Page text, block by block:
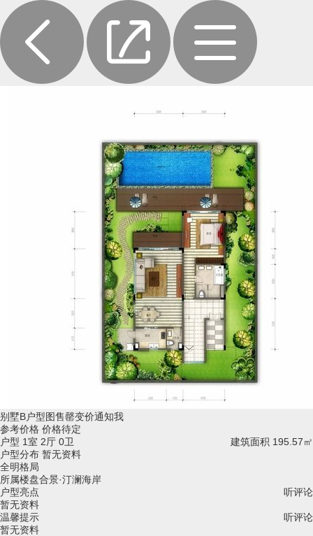
别墅B户型图售罄变价通知我
参考价格 价格待定
户型 1室 2厅 0卫 建筑面积 195.57㎡
户型分布 暂无资料
全明格局
所属楼盘合景·汀澜海岸
户型亮点
听评论
暂无资料
温馨提示
听评论
暂无资料